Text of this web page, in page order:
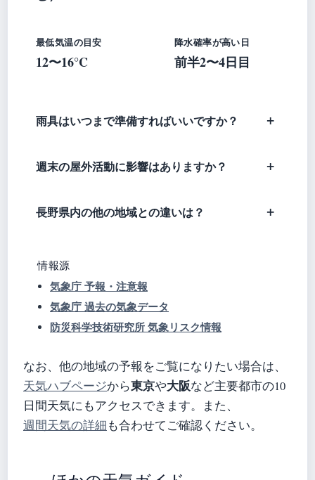
最低気温の目安
12〜16°C
降水確率が高い日
前半2〜4日目
雨具はいつまで準備すればいいですか？
週末の屋外活動に影響はありますか？
長野県内の他の地域との違いは？
情報源
気象庁 予報・注意報
気象庁 過去の気象データ
防災科学技術研究所 気象リスク情報
なお、他の地域の予報をご覧になりたい場合は、
天気ハブページから東京や大阪など主要都市の10
日間天気にもアクセスできます。また、
週間天気の詳細も合わせてご確認ください。